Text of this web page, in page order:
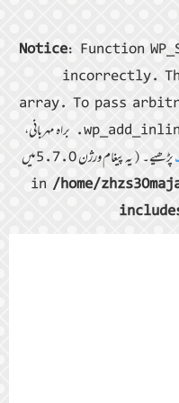
Notice: Function
incorrectly.
array. To pass
wp_add_inline_script() function instead. براہ مہربانی،
پڑھیے۔ (یہ پیغام ورژن 5.7.0 میں
/home/